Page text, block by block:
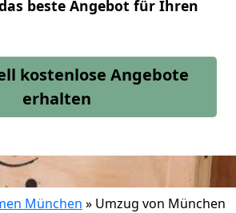
beste Angebot für Ihren
kostenlose Angebote
erhalten
München » Umzug von München